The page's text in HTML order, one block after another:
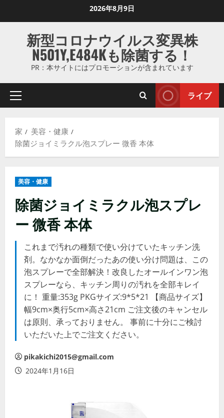
ス
ッ
す
2026年8月9日
新型コロナウイルス変異株
N501Y,E484Kも除菌する！
PR：本サイトにはプロモーションが含まれています
プ
マ
リ
ュ
ー
ライブ
家
美容・健康
除菌ジョイミラクル泡スプレー 微香 本体
美容・健康
除菌ジョイミラクル泡スプレ
ー 微香 本体
これまで汚れの種類で使い分けていたキッチン洗
剤。なかなか面倒だったあの使い分け問題は、この
泡スプレーで全部解決！改良したオールインワン泡
スプレーなら、キッチン周りの汚れを全部キレイ
に！ 重量:353g PKGサイズ:9*5*21 【商品サイズ】
幅9cm×奥行5cm×高さ21cm ご注文後のキャンセル
は原則、承っておりません。 事前に十分にご検討
いただいた上でご注文ください。
pikakichi2015@gmail.com
2024年1月16日